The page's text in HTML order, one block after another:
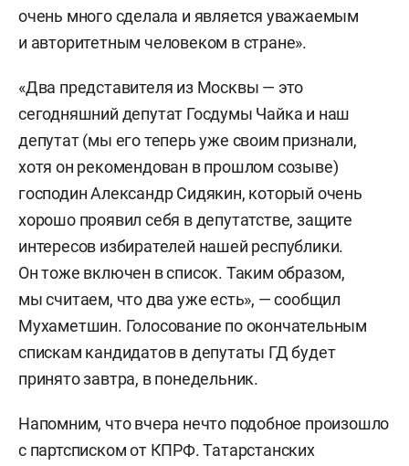
очень много сделала и является уважаемым
и авторитетным человеком в стране».
«Два представителя из Москвы — это
сегодняшний депутат Госдумы Чайка и наш
депутат (мы его теперь уже своим признали,
хотя он рекомендован в прошлом созыве)
господин Александр Сидякин, который очень
хорошо проявил себя в депутатстве, защите
интересов избирателей нашей республики.
Он тоже включен в список. Таким образом,
мы считаем, что два уже есть», — сообщил
Мухаметшин. Голосование по окончательным
спискам кандидатов в депутаты ГД будет
принято завтра, в понедельник.
Напомним, что вчера нечто подобное произошло
с партсписком от КПРФ. Татарстанских